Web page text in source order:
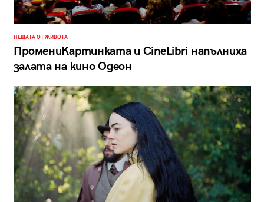
НЕЩАТА ОТ ЖИВОТА
ПромениКартинката и CineLibri напълниха
залата на кино Одеон